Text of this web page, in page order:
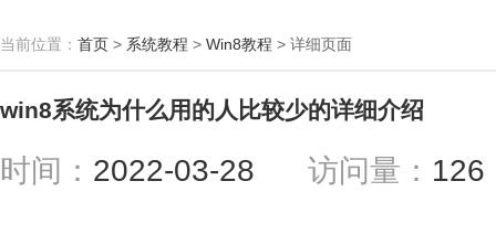
当前位置： 首页 > 系统教程 > Win8教程 > 详细页面
win8系统为什么用的人比较少的详细介绍
时间： 2022-03-28 访问量：